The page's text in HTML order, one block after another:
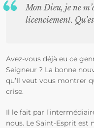
Mon Dieu, je ne
licenciement.
Avez-vous déjà eu ce
Seigneur ? La bonne
qu’Il veut vous montrer
crise.
Il le fait par
nous. Le Saint-Esprit est